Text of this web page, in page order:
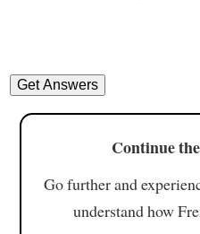
Continue
Go further and
understand how